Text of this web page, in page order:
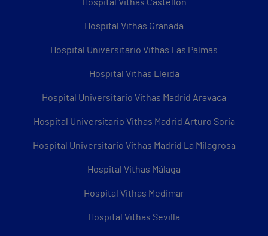
Hospital Vithas Castellón
Hospital Vithas Granada
Hospital Universitario Vithas Las Palmas
Hospital Vithas Lleida
Hospital Universitario Vithas Madrid Aravaca
Hospital Universitario Vithas Madrid Arturo Soria
Hospital Universitario Vithas Madrid La Milagrosa
Hospital Vithas Málaga
Hospital Vithas Medimar
Hospital Vithas Sevilla